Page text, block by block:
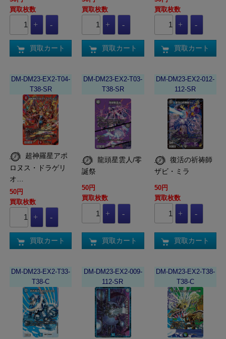
買取枚数
買取カート
買取枚数
買取カート
買取枚数
買取カート
DM-DM23-EX2-T04-
T38-SR
ロヌス・ドラゲリ
オ…
50円
買取枚数
買取カート
DM-DM23-EX2-T03-
T38-SR
龍頭星雲人/零
誕祭
50円
買取枚数
買取カート
DM-DM23-EX2-012-
112-SR
ザビ・ミラ
50円
買取枚数
買取カート
DM-DM23-EX2-T33-
T38-C
DM-DM23-EX2-009-
112-SR
DM-DM23-EX2-T38-
T38-C